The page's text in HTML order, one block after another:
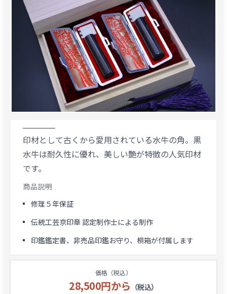
印材として古くから愛用されている水牛の角。黒
水牛は耐久性に優れ、美しい艶が特徴の人気印材
です。
商品説明
修理５年保証
伝統工芸京印章 認定制作士による制作
印鑑鑑定書、非売品印鑑お守り、桐箱が付属します
価格（税込）
28,500円から （税込）